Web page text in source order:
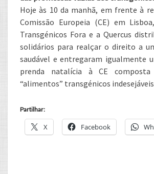
Hoje às 10 da manhã, em frente à
Comissão Europeia (CE) em
Transgénicos Fora e a Quercus
solidários para realçar o direito a
saudável e entregaram igualmente
prenda natalícia à CE
“alimentos” transgénicos
Partilhar:
X Facebook